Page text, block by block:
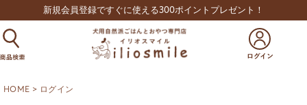
新規会員登録ですぐに使える300ポイントプレゼント！
HOME ログイン